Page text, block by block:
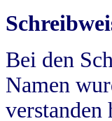
Bei den
Namen
verstanden